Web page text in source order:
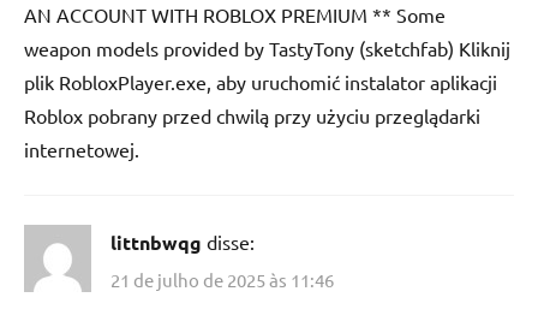
AN ACCOUNT WITH ROBLOX PREMIUM ** Some
weapon models provided by TastyTony (sketchfab) Kliknij
plik RobloxPlayer.exe, aby uruchomić instalator aplikacji
Roblox pobrany przed chwilą przy użyciu przeglądarki
internetowej.
littnbwqg disse:
21 de julho de 2025 às 11:46